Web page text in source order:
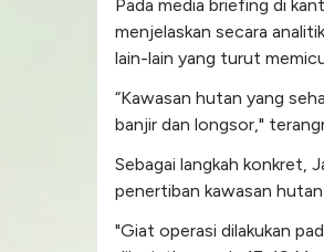
Pada media briefing di
menjelaskan secara
lain-lain yang turut
“Kawasan hutan yang
banjir dan longsor,"
Sebagai langkah konkret,
penertiban kawasan hutan
"Giat operasi dilakukan